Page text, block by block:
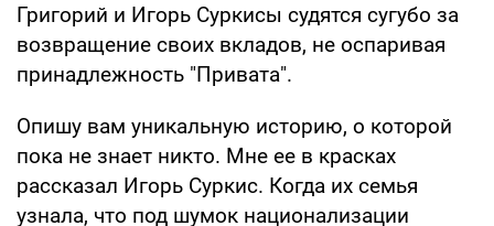
Григорий и Игорь Суркисы судятся сугубо за
возвращение своих вкладов, не оспаривая
принадлежность "Привата".
Опишу вам уникальную историю, о которой
пока не знает никто. Мне ее в красках
рассказал Игорь Суркис. Когда их семья
узнала, что под шумок национализации